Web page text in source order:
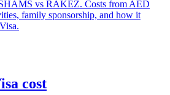
vs RAKEZ. Costs from AED
family sponsorship, and how it
cost